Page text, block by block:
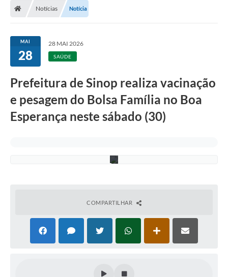
Notícias Notícia
MAI
28
28 MAI 2026
SAÚDE
Prefeitura de Sinop realiza vacinação
e pesagem do Bolsa Família no Boa
Esperança neste sábado (30)
n
n
B
r
COMPARTILHAR